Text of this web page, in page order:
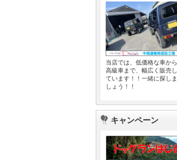
当店では、低価格な車から
高級車まで、幅広く販売し
ています！！一緒に探しま
しょう！！
キャンペーン